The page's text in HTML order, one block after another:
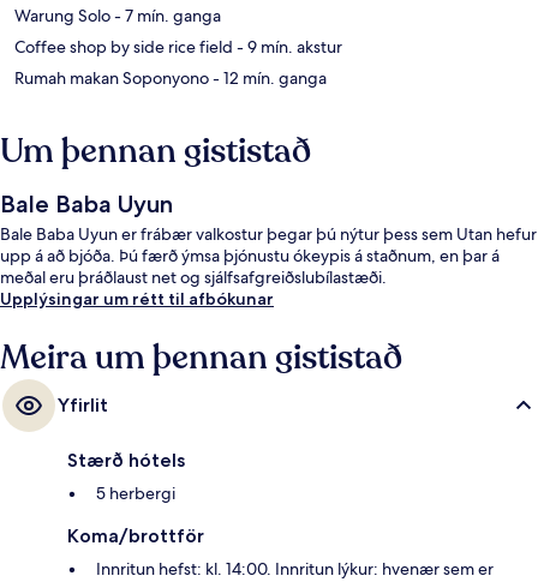
‪Warung Solo - ‬7 mín. ganga
‪Coffee shop by side rice field - ‬9 mín. akstur
‪Rumah makan Soponyono - ‬12 mín. ganga
Um þennan gististað
Bale Baba Uyun
Bale Baba Uyun er frábær valkostur þegar þú nýtur þess sem Utan hefur
upp á að bjóða. Þú færð ýmsa þjónustu ókeypis á staðnum, en þar á
meðal eru þráðlaust net og sjálfsafgreiðslubílastæði.
Upplýsingar um rétt til afbókunar
Meira um þennan gististað
Yfirlit
Stærð hótels
5 herbergi
Koma/brottför
Innritun hefst: kl. 14:00. Innritun lýkur: hvenær sem er